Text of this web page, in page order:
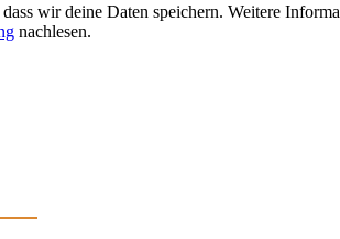
wir deine Daten speichern. Weitere
nachlesen.